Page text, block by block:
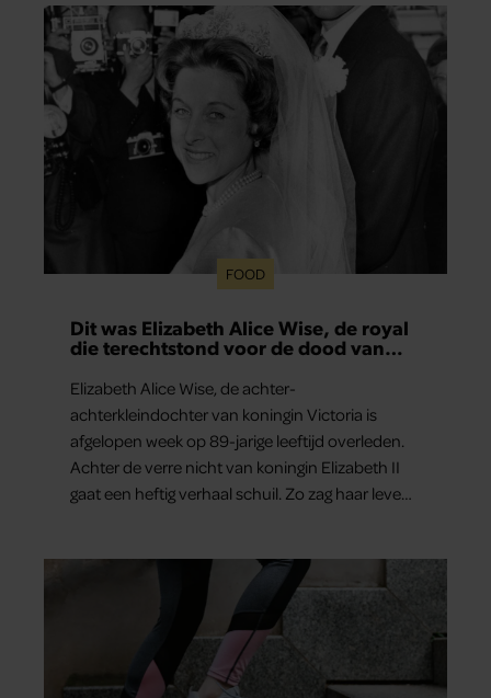
FOOD
Dit was Elizabeth Alice Wise, de royal
die terechtstond voor de dood van
Elizabeth Alice Wise, de achter-
achterkleindochter van koningin Victoria is
afgelopen week op 89-jarige leeftijd overleden.
Achter de verre nicht van koningin Elizabeth II
gaat een heftig verhaal schuil. Zo zag haar leven